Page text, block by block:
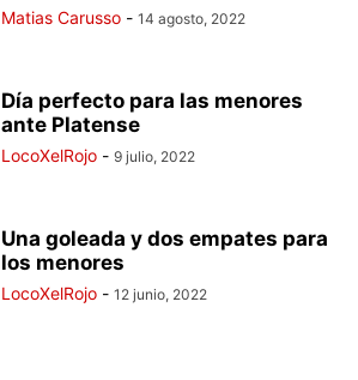
Matias Carusso - 14 agosto, 2022
Día perfecto para las menores
ante Platense
LocoXelRojo - 9 julio, 2022
Una goleada y dos empates para
los menores
LocoXelRojo - 12 junio, 2022